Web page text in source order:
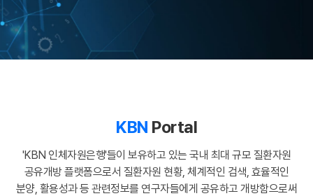
KBN Portal
'KBN 인체자원은행'들이 보유하고 있는 국내 최대 규모 질환자원
공유개방 플랫폼으로서 질환자원 현황, 체계적인 검색, 효율적인
분양, 활용성과 등 관련정보를 연구자들에게 공유하고 개방함으로써